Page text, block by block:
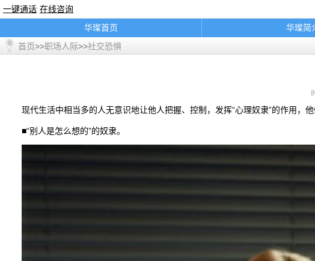
一键通话 在线咨询
华璨首页
华璨简
精彩推荐
一键通话
轮播图片
首页>>职场人际>>社交恐惧
现代生活中相当多的人无意识地让他人把握、控制，发挥“心理奴隶”的作用
■“别人是怎么想的”的奴隶。